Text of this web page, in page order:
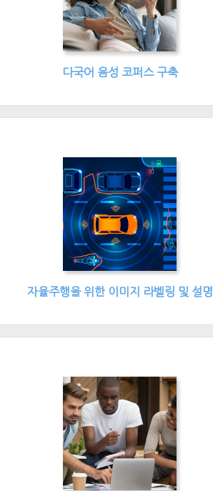
다국어 음성 코퍼스 구축
자율주행을 위한 이미지 라벨링 및 설명